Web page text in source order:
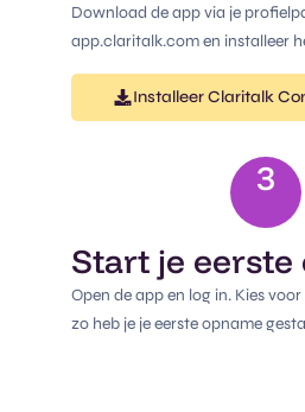
Download de app via je
app.claritalk.com en installeer
Installeer Claritalk
3
Start je eerste
Open de app en log in. Kies voor
zo heb je je eerste opname